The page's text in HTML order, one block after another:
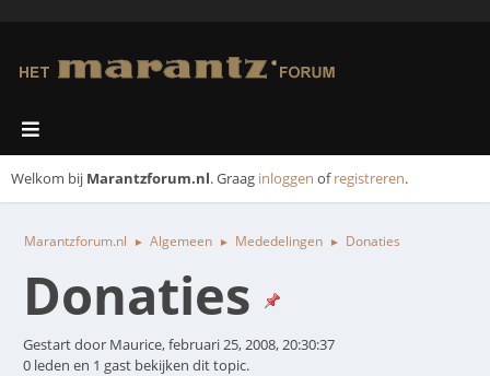
Welkom bij Marantzforum.nl. Graag inloggen ofregistreren.
Marantzforum.nl ► Algemeen ► Mededelingen ► Donaties
Donaties
Gestart door Maurice, februari 25, 2008, 20:30:37
0 leden en 1 gast bekijken dit topic.